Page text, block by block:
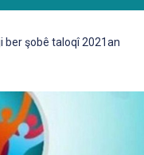
ber şobê taloqî 2021an